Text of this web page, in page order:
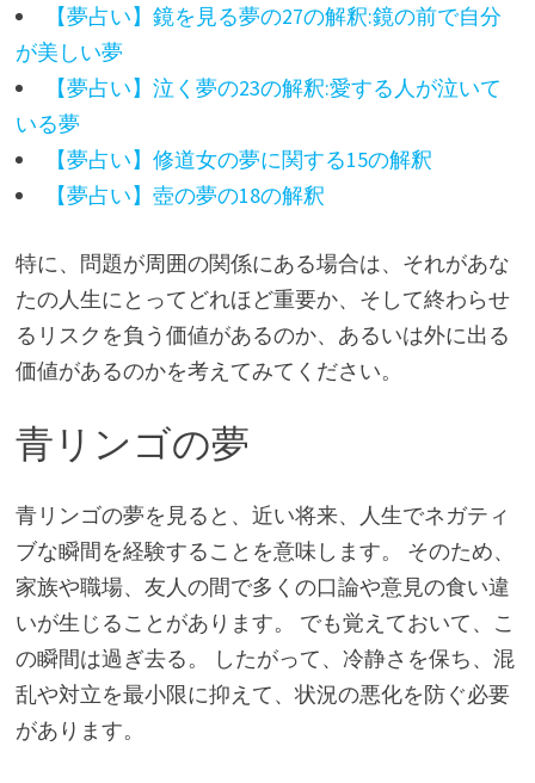
【夢占い】鏡を見る夢の27の解釈:鏡の前で自分
が美しい夢
【夢占い】泣く夢の23の解釈:愛する人が泣いて
いる夢
【夢占い】修道女の夢に関する15の解釈
【夢占い】壺の夢の18の解釈
特に、問題が周囲の関係にある場合は、それがあな
たの人生にとってどれほど重要か、そして終わらせ
るリスクを負う価値があるのか、あるいは外に出る
価値があるのかを考えてみてください。
青リンゴの夢
青リンゴの夢を見ると、近い将来、人生でネガティ
ブな瞬間を経験することを意味します。 そのため、
家族や職場、友人の間で多くの口論や意見の食い違
いが生じることがあります。 でも覚えておいて、こ
の瞬間は過ぎ去る。 したがって、冷静さを保ち、混
乱や対立を最小限に抑えて、状況の悪化を防ぐ必要
があります。